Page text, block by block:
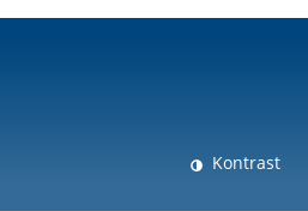
Kontrast